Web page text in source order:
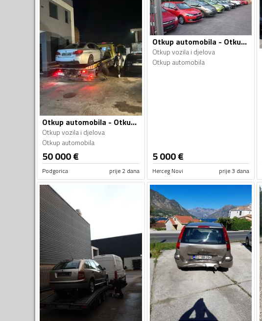
Otkup automobila - Otkup vozila i djelova
Otkup vozila i djelova
Otkup automobila
50 000€
Podgorica prije 2 dana
Otkup automobila - Otkup vozila i djelova
Otkup vozila i djelova
Otkup automobila
5 000€
Herceg Novi prije 3 dana